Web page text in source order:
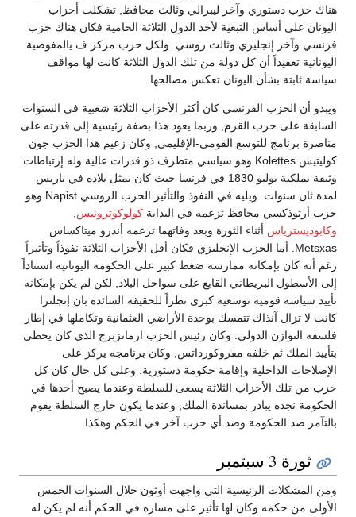
هناك حزب دستوري وآخر ليبرالي وثالث محافظ, تشكلت أحزاب
اليونان على أساس التبعية لأحد الدول الثلاثة الحامية فكان هناك حزب
فرنسي وآخر إنجليزي وثالث روسي. ولكل حزب مركز ف يالمفوضية
اليونانية تعقيداً أن كل دولة من تلك الدول الثلاثة كانت لها مواقف
سياسة ثابتة بشأن اليونان تعكس مصالحها.
ويبدو أن الحزب الفرنسي كان أكثر الأحزاب الثلاثة شعبية في السنوات
السابقة على حرب القرم, وربما يعود هذا بصفة رئيسية إلى قدرته على
مناصرة برنامج للتوسع القومي-الإقليمي, وكان زعيم هذا الحزب جون
كوليتيس Kolettes وهو سياسي متطرف ذو قدرات عالية وله إرتباطات
وثيقة بملكية يوليو 1830 في فرنسا حيث كان يمثل بلاده في باريس
لمدة ثان سنوات. ويليه في النفوذ والتأثير الحزب الروسي Napist وهو
حزب أرثوذكسي محافظ تزعمه في البداية كولوكوترونيس,
وكابوديسترياس أثناء الثورة وبعد وفاتهما تزعمه أندرو ميتاكساس
Metsxas. أما الحزب الإنجليزي فكان أقل الأحزاب الثلاثة نفوذاً وتأثيراً
رغم أنه كان بإمكانه ممارسة ضغط كبير على الحكومة اليونانية استناداً
إلى الأسطول البريطاني القابع على سواحل البلاد, لكن لم يكن بإمكانه
تأييد سياسة قومية توسعية كبرى نظراً للحقيقة السائدة بان إنجلترا
كانت لا تزال آنذاك تتمسك بوحدة الأراضي العثمانية وتكاملها في إطار
فلسفة التوازن الدولي. وكان رئيس الحزب ارمانزبرج الذي كان يحظى
بتأييد الملك ثم خلفه مفروكورداتس, وكان برنامجه يركز على
الإصلاحات الداخلية وإقامة حكومة دستورية. وعلى كل حال كان كل
حزب من تلك الأحزاب الثلاثة يسعى للسلطة وعندما يصبح أحدها في
الحكومة نجده يبادر بمساندة الملك, وعندما يكون خارج السلطة يقوم
بالتآمر ضد الحكومة وضد أي حزب آخر في الحكم وهكذا.
ثورة 3 سبتمبر
ومن المشكلات الرئيسية التي واجهت أوثون خلال السنوات الخمس
الأولى من حكمه وكان لها تأثير على مساره في الحكم أنه لم يكن له